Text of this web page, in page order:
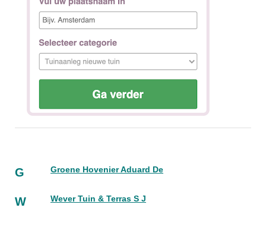
G Groene Hovenier Aduard De
W Wever Tuin & Terras S J